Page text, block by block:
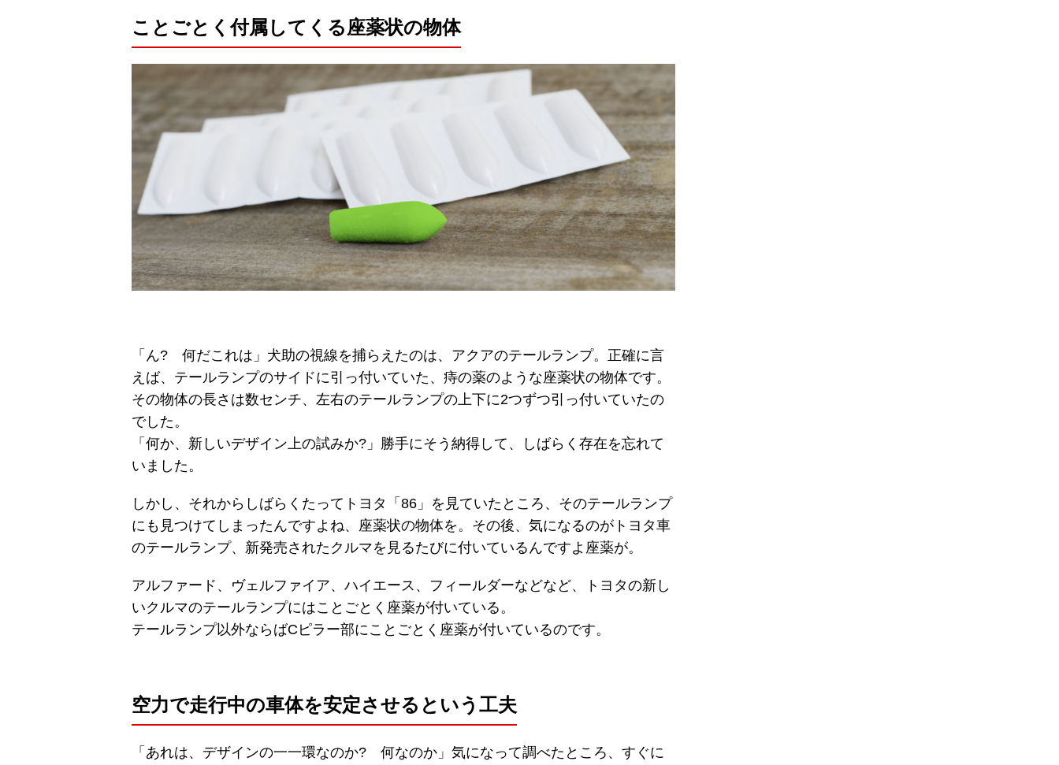
ことごとく付属してくる座薬状の物体
「ん? 何だこれは」犬助の視線を捕らえたのは、アクアのテールランプ。正確に言
えば、テールランプのサイドに引っ付いていた、痔の薬のような座薬状の物体です。
その物体の長さは数センチ、左右のテールランプの上下に2つずつ引っ付いていたの
でした。
「何か、新しいデザイン上の試みか?」勝手にそう納得して、しばらく存在を忘れて
いました。
しかし、それからしばらくたってトヨタ「86」を見ていたところ、そのテールランプ
にも見つけてしまったんですよね、座薬状の物体を。その後、気になるのがトヨタ車
のテールランプ、新発売されたクルマを見るたびに付いているんですよ座薬が。
アルファード、ヴェルファイア、ハイエース、フィールダーなどなど、トヨタの新し
いクルマのテールランプにはことごとく座薬が付いている。
テールランプ以外ならばCピラー部にことごとく座薬が付いているのです。
空力で走行中の車体を安定させるという工夫
「あれは、デザインの一一環なのか? 何なのか」気になって調べたところ、すぐに